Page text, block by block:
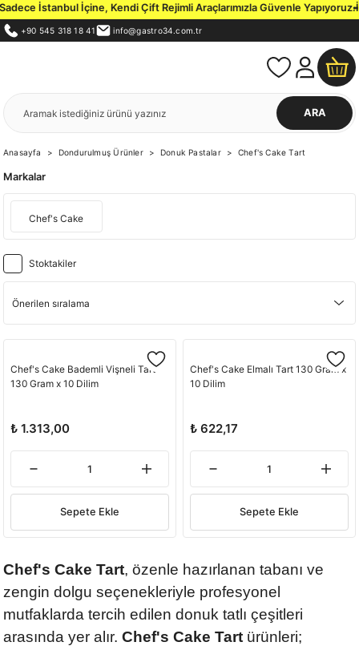
İstanbul İçine, Kendi Çift Rejimli Araçlarımızla Güvenle Yapıyoruz.
+90 545 318 18 41 info@gastro34.com.tr
ARA
Anasayfa Dondurulmuş Ürünler Donuk Pastalar Chef's Cake Tart
Markalar
Chef's Cake
Stoktakiler
Chef's Cake Bademli Vişneli Tart
130 Gram x 10 Dilim
₺ 1.313,00
Sepete Ekle
Chef's Cake Elmalı Tart 130 Gram x
10 Dilim
₺ 622,17
Sepete Ekle
Chef's Cake Tart, özenle hazırlanan tabanı ve
zengin dolgu seçenekleriyle profesyonel
mutfaklarda tercih edilen donuk tatlı çeşitleri
arasında yer alır. Chef's Cake Tart ürünleri;